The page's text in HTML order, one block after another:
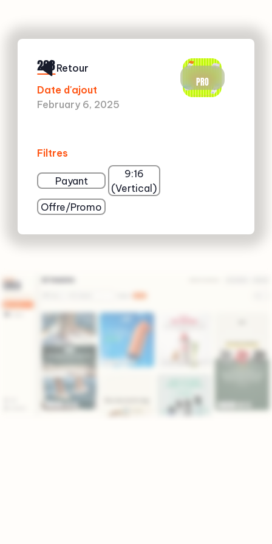
263
Date d'ajout
February 6, 2025
Filtres
Payant
9:16
(Vertical)
Offre/Promo
PRO
Retour